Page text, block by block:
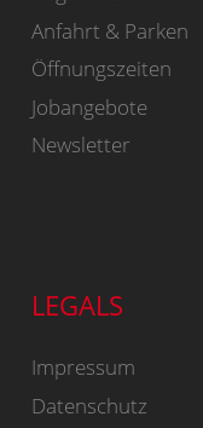
Anfahrt & Parken
Öffnungszeiten
Jobangebote
Newsletter
LEGALS
Impressum
Datenschutz